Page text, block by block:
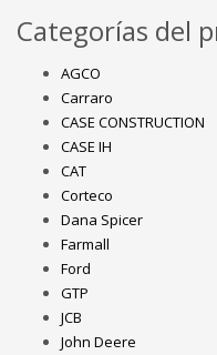
Categorías del
AGCO
Carraro
CASE CONSTRUCTION
CASE IH
CAT
Corteco
Dana Spicer
Farmall
Ford
GTP
JCB
John Deere